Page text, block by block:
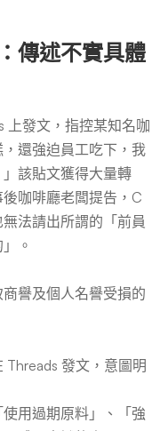
傳述不實具體
上發文，指控某知名咖
還強迫員工吃下，我
該貼文獲得大量轉
咖啡廳老闆提告，C
法請出所謂的「前員
。
譽及個人名譽受損的
Threads 發文，意圖明
使用過期原料」、「強